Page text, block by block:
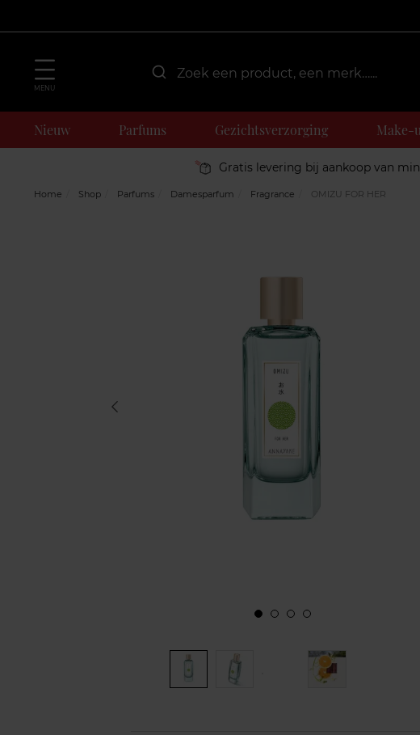
MENU
Nieuw Parfums Gezichtsverzorging Make-
Gratis levering bij aankoop van
Home Shop Parfums Damesparfum Fragrance OMIZU FOR HER